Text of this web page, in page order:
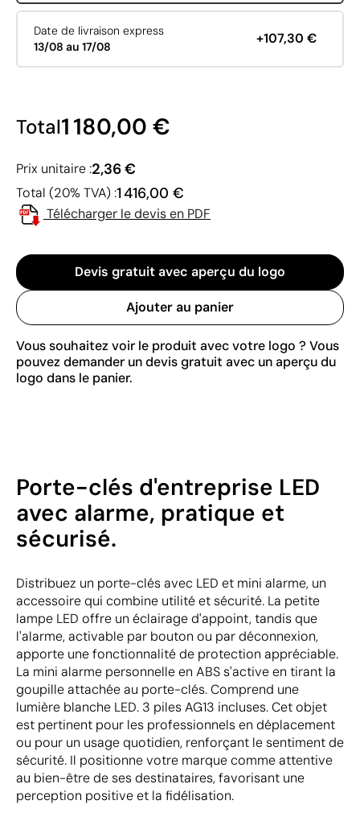
Date de livraison express
13/08 au 17/08
+107,30 €
Total1 180,00 €
Prix unitaire :2,36 €
Total (20% TVA) :1 416,00 €
Télécharger le devis en PDF
Devis gratuit avec aperçu du logo
Ajouter au panier
Vous souhaitez voir le produit avec votre logo ? Vous
pouvez demander un devis gratuit avec un aperçu du
logo dans le panier.
Porte-clés d'entreprise LED
avec alarme, pratique et
sécurisé.
Distribuez un porte-clés avec LED et mini alarme, un
accessoire qui combine utilité et sécurité. La petite
lampe LED offre un éclairage d'appoint, tandis que
l'alarme, activable par bouton ou par déconnexion,
apporte une fonctionnalité de protection appréciable.
La mini alarme personnelle en ABS s'active en tirant la
goupille attachée au porte-clés. Comprend une
lumière blanche LED. 3 piles AG13 incluses. Cet objet
est pertinent pour les professionnels en déplacement
ou pour un usage quotidien, renforçant le sentiment de
sécurité. Il positionne votre marque comme attentive
au bien-être de ses destinataires, favorisant une
perception positive et la fidélisation.